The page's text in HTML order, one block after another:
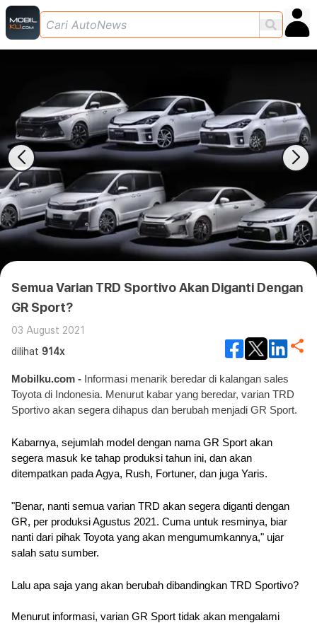
Semua Varian TRD Sportivo Akan Diganti Dengan
GR Sport?
03 August 2021
dilihat 914x
Mobilku.com - Informasi menarik beredar di kalangan sales
Toyota di Indonesia. Menurut kabar yang beredar, varian TRD
Sportivo akan segera dihapus dan berubah menjadi GR Sport.
Kabarnya, sejumlah model dengan nama GR Sport akan
segera masuk ke tahap produksi tahun ini, dan akan
ditempatkan pada Agya, Rush, Fortuner, dan juga Yaris.
"Benar, nanti semua varian TRD akan segera diganti dengan
GR, per produksi Agustus 2021. Cuma untuk resminya, biar
nanti dari pihak Toyota yang akan mengumumkannya," ujar
salah satu sumber.
Lalu apa saja yang akan berubah dibandingkan TRD Sportivo?
Menurut informasi, varian GR Sport tidak akan mengalami